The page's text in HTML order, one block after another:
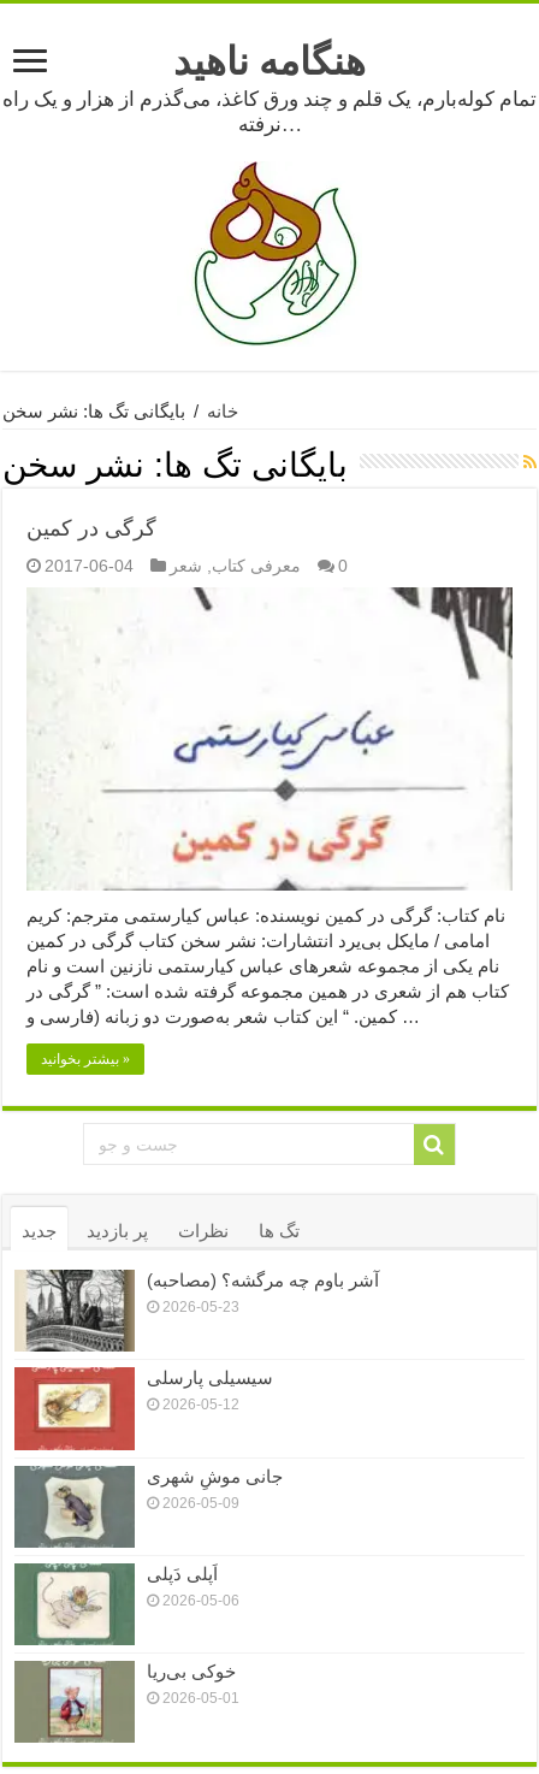
هنگامه ناهید
تمام کوله‌بارم، یک قلم و چند ورق کاغذ، می‌گذرم از هزار و یک راه
نرفته…
خانه / بایگانی تگ ها: نشر سخن
بایگانی تگ ها: نشر سخن
گرگی در کمین
2017-06-04 معرفی کتاب شعر 0
نام کتاب: گرگی در کمین نویسنده: عباس کیارستمی مترجم: کریم
امامی / مایکل بی‌یرد انتشارات: نشر سخن کتاب گرگی در کمین
نام یکی از مجموعه شعرهای عباس کیارستمی نازنین است و نام
کتاب هم از شعری در همین مجموعه گرفته شده است: ” گرگی در
کمین. “ این کتاب شعر به‌صورت دو زبانه (فارسی و …
بیشتر بخوانید »
جدید پر بازدید نظرات تگ ها
آشر باوم چه مرگشه؟ (مصاحبه)
2026-05-23
سیسیلی پارسلی
2026-05-12
جانی موشِ شهری
2026-05-09
اَپلی دَپلی
2026-05-06
خوکی بی‌ریا
2026-05-01